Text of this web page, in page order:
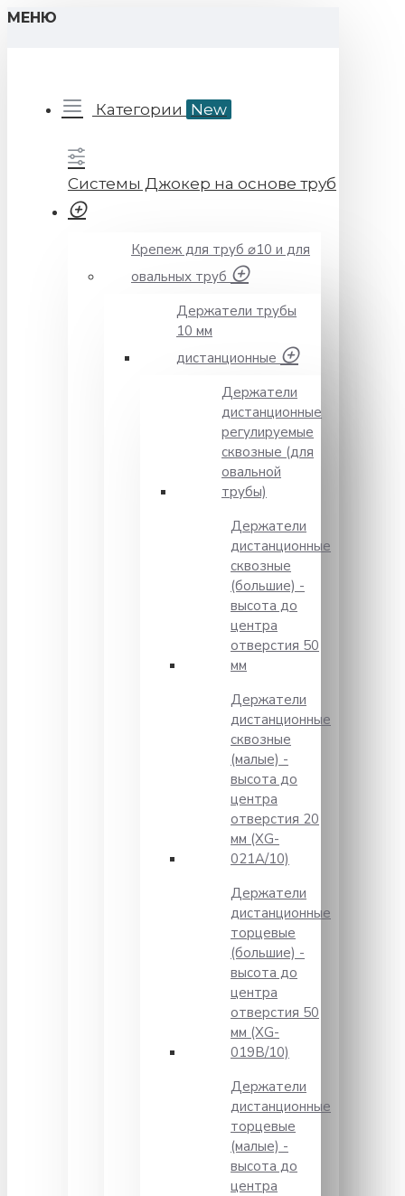
МЕНЮ
Категории New
Системы Джокер на основе труб
Крепеж для труб ⌀10 и для
овальных труб
Держатели трубы
10 мм
дистанционные
Держатели
дистанционные
регулируемые
сквозные (для
овальной
трубы)
Держатели
дистанционные
сквозные
(большие) -
высота до
центра
отверстия 50
мм
Держатели
дистанционные
сквозные
(малые) -
высота до
центра
отверстия 20
мм (XG-
021A/10)
Держатели
дистанционные
торцевые
(большие) -
высота до
центра
отверстия 50
мм (XG-
019B/10)
Держатели
дистанционные
торцевые
(малые) -
высота до
центра